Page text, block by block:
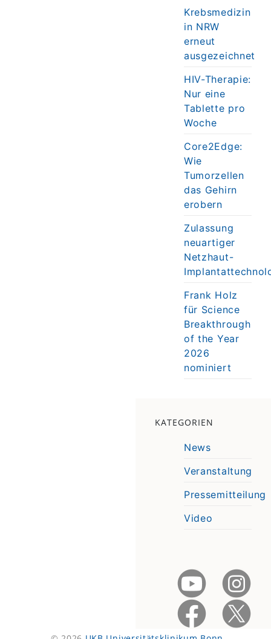
Krebsmedizin
in NRW
erneut
ausgezeichnet
HIV-Therapie:
Nur eine
Tablette pro
Woche
Core2Edge:
Wie
Tumorzellen
das Gehirn
erobern
Zulassung
neuartiger
Netzhaut-
Frank Holz
für Science
Breakthrough
of the Year
2026
nominiert
KATEGORIEN
News
Veranstaltung
Pressemitteilung
Video